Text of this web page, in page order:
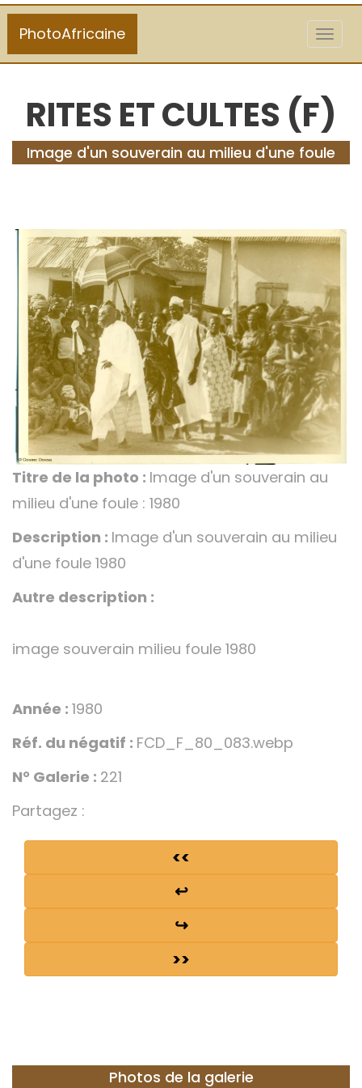
PhotoAfricaine
RITES ET CULTES (F)
Image d'un souverain au milieu d'une foule
Titre de la photo : Image d'un souverain au
milieu d'une foule : 1980
Description : Image d'un souverain au milieu
d'une foule 1980
Autre description :
image souverain milieu foule 1980
Année : 1980
Réf. du négatif : FCD_F_80_083.webp
N° Galerie : 221
Partagez :
<<
↩
↪
>>
Photos de la galerie